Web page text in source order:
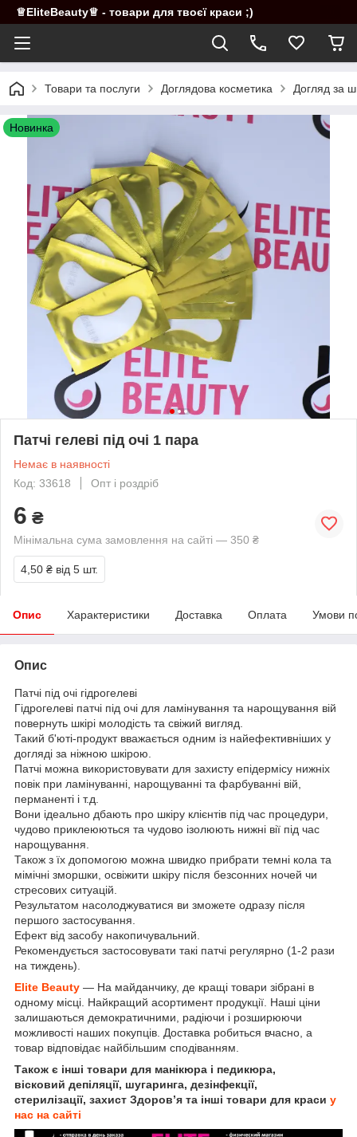
♕EliteBeauty♕ - товари для твоєї краси ;)
Товари та послуги Доглядова косметика Догляд за
Новинка
Патчі гелеві під очі 1 пара
Немає в наявності
Код: 33618
Опт і роздріб
6 ₴
Мінімальна сума замовлення на сайті — 350 ₴
4,50 ₴ від 5 шт.
Опис Характеристики Доставка Оплата Умови
Опис
Патчі під очі гідрогелеві
Гідрогелеві патчі під очі для ламінування та нарощування вій
повернуть шкірі молодість та свіжий вигляд.
Такий б'юті-продукт вважається одним із найефективніших у
догляді за ніжною шкірою.
Патчі можна використовувати для захисту епідермісу нижніх
повік при ламінуванні, нарощуванні та фарбуванні вій,
перманенті і т.д.
Вони ідеально дбають про шкіру клієнтів під час процедури,
чудово приклеюються та чудово ізолюють нижні вії під час
нарощування.
Також з їх допомогою можна швидко прибрати темні кола та
мімічні зморшки, освіжити шкіру після безсонних ночей чи
стресових ситуацій.
Результатом насолоджуватися ви зможете одразу після
першого застосування.
Ефект від засобу накопичувальний.
Рекомендується застосовувати такі патчі регулярно (1-2 рази
на тиждень).
Elite Beauty — На майданчику, де кращі товари зібрані в
одному місці. Найкращий асортимент продукції. Наші ціни
залишаються демократичними, радіючи і розширюючи
можливості наших покупців. Доставка робиться вчасно, а
товар відповідає найбільшим сподіванням.
Також є інші товари для манікюра і педикюра,
вісковий депіляції, шугаринга, дезінфекції,
стерилізації, захист Здоров’я та інші товари для краси у
нас на сайті